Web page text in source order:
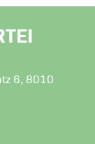
6, 8010